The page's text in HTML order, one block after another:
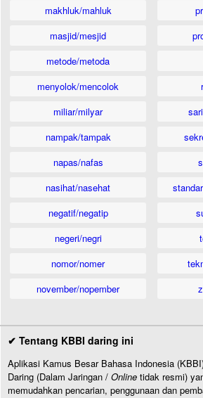
makhluk/mahluk
masjid/mesjid
metode/metoda
menyolok/mencolok
miliar/milyar
nampak/tampak
napas/nafas
nasihat/nasehat
negatif/negatip
negeri/negri
nomor/nomer
november/nopember
✔ Tentang KBBI daring ini
Aplikasi Kamus Besar Bahasa Indonesia
Daring (Dalam Jaringan / Online tidak resmi)
memudahkan pencarian, penggunaan dan